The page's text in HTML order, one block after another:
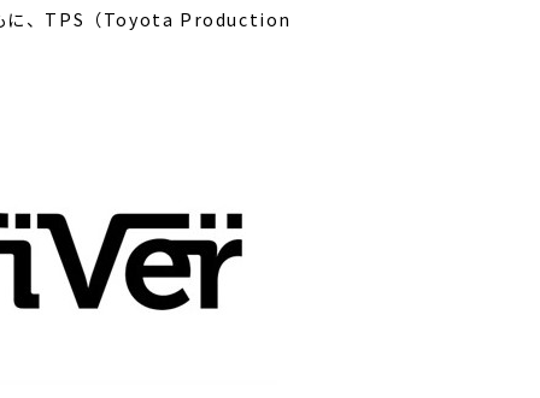
もに、TPS（Toyota Production